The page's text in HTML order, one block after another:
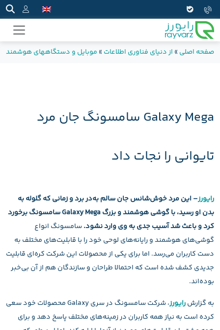
صفحه اصلی » از دنیای فناوری اطلاعات » موبایل و دستگاههای هوشمند
Galaxy Mega سامسونگ جان مرد
تایوانی را نجات داد
رایورز– این مرد خوش‌شانس جان سالم به‌در برد و زمانی که گلوله به
بدن او رسید، با گوشی هوشمند و بزرگ Galaxy Mega سامسونگ برخورد
کرد و باعث شد آسیب جدی به وی وارد نشود.سامسونگ انواع
گوشی‌های هوشمند و رایانه‌های لوحی خود را با قابلیت‌های مختلف به
دست کاربران می‌رسد. اما برای یکی از محصولات این شرکت کره‌ای قابلیت
جدیدی کشف شده است که احتمالا طراحان و سازندگان هم از آن بی‌خبر
بوده‌اند.
به گزارشرایورز
، شرکت سامسونگ در سری Galaxy محصولات خود سعی
کرده است به نیاز همه کاربران در زمینه‌های مختلف پاسخ دهد و برای